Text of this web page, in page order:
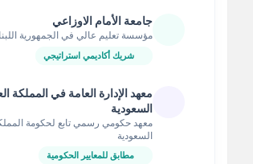
جامعة الأمام الاوزاعي
مؤسسة تعليم عالي في الجمهورية
شريك أكاديمي استراتيجي
معهد الإدارة العامة في المملكة
السعودية
معهد حكومي رسمي تابع لحكومة
السعودية
مطابق للمعايير الحكومية